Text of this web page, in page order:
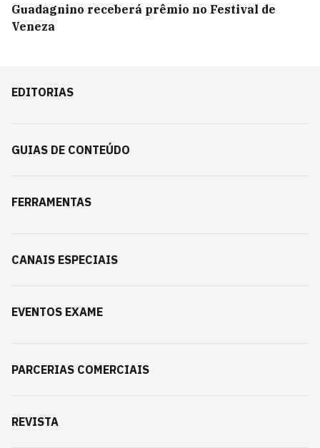
Guadagnino receberá prêmio no Festival de
Veneza
EDITORIAS
GUIAS DE CONTEÚDO
FERRAMENTAS
CANAIS ESPECIAIS
EVENTOS EXAME
PARCERIAS COMERCIAIS
REVISTA